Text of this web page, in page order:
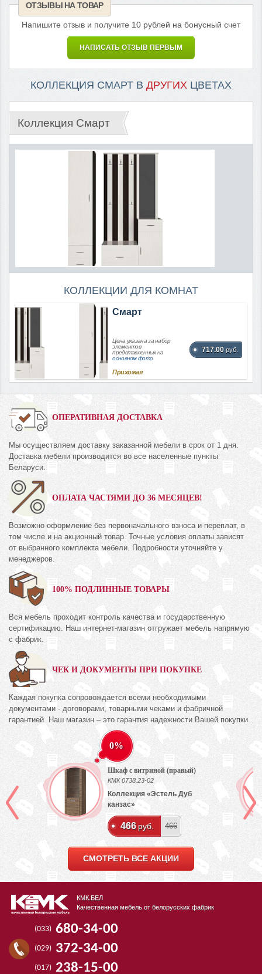
ОТЗЫВЫ НА ТОВАР
Напишите отзыв и получите 10 рублей на бонусный счет
НАПИСАТЬ ОТЗЫВ ПЕРВЫМ
КОЛЛЕКЦИЯ СМАРТ В ДРУГИХ ЦВЕТАХ
Коллекция Смарт
КОЛЛЕКЦИИ ДЛЯ КОМНАТ
Смарт
Цена указана за набор
элементов
представленных на
основном фото
717.00 руб.
Прихожая
ОПЕРАТИВНАЯ ДОСТАВКА
Мы осуществляем доставку заказанной мебели в срок от 1 дня.
Доставка мебели производится во все населенные пункты
Беларуси.
ОПЛАТА ЧАСТЯМИ ДО 36 МЕСЯЦЕВ!
Возможно оформление без первоначального взноса и переплат, в
том числе и на акционный товар. Точные условия оплаты зависят
от выбранного комплекта мебели. Подробности уточняйте у
менеджеров.
100% ПОДЛИННЫЕ ТОВАРЫ
Вся мебель проходит контроль качества и государственную
сертификацию. Наш интернет-магазин отгружает мебель напрямую
с фабрик.
ЧЕК И ДОКУМЕНТЫ ПРИ ПОКУПКЕ
Каждая покупка сопровождается всеми необходимыми
документами - договорами, товарными чеками и фабричной
гарантией. Наш магазин – это гарантия надежности Вашей покупки.
0%
Шкаф с витриной (правый)
КМК 0738.23-02
Коллекция «Эстель Дуб
канзас»
466 руб. 466
СМОТРЕТЬ ВСЕ АКЦИИ
КМК.БЕЛ
Качественная мебель от белорусских фабрик
(033) 680-34-00
(029) 372-34-00
(017) 238-15-00